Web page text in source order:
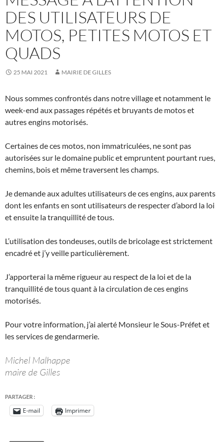
DES UTILISATEURS DE
MOTOS, PETITES MOTOS ET
QUADS
25 MAI 2021 MAIRIE DE GILLES
Nous sommes confrontés dans notre village et notamment le
week-end aux passages répétés et bruyants de motos et
autres engins motorisés.
Certaines de ces motos, non immatriculées, ne sont pas
autorisées sur le domaine public et empruntent pourtant rues,
chemins, bois et même traversent les champs.
Je demande aux adultes utilisateurs de ces engins, aux parents
dont les enfants en sont utilisateurs de respecter d’abord la loi
et ensuite la tranquillité de tous.
L’utilisation des tondeuses, outils de bricolage est strictement
encadré et j’y veille particulièrement.
J’apporterai la même rigueur au respect de la loi et de la
tranquillité de tous quant à la circulation de ces engins
motorisés.
Pour votre information, j’ai alerté Monsieur le Sous-Préfet et
les services de gendarmerie.
Michel Malhappe
maire de Gilles
PARTAGER :
E-mail Imprimer